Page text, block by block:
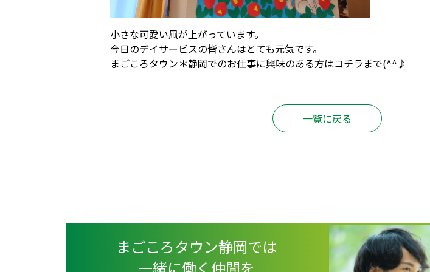
小さな可愛い凧が上がっています。
今日のデイサービスの皆さんはとても元気です。
まごころタウン＊静岡でのお仕事に興味のある方はコチラ まで(^^♪
一覧に戻る
まごころタウン静岡では
一緒に働く仲間を